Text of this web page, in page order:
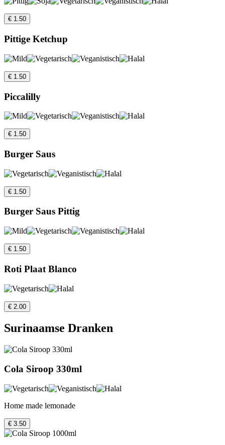
€ 1.50
Pittige Ketchup
€ 1.50
Piccalilly
€ 1.50
Burger Saus
€ 1.50
Burger Saus Pittig
€ 1.50
Roti Plaat Blanco
€ 2.00
Surinaamse Dranken
Cola Siroop 330ml
Home made lemonade
€ 3.50